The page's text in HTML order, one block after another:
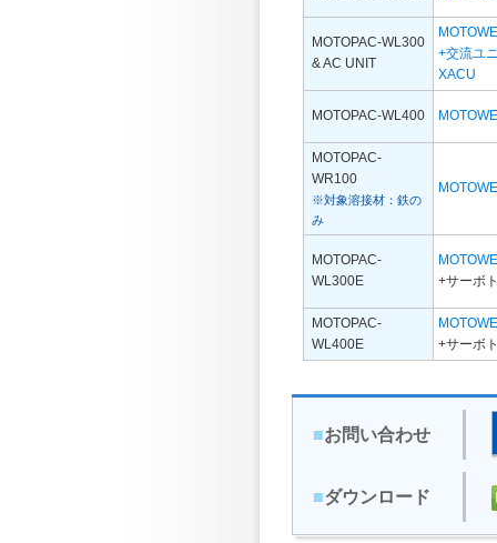
MOTOPAC-WL300
& AC UNIT
+交流ユ
XACU
MOTOPAC-WL400
MOTOPAC-
WR100
※対象溶接材：鉄の
み
MOTOPAC-
WL300E
+サーボ
MOTOPAC-
WL400E
+サーボ
■お問い合わせ
■ダウンロード